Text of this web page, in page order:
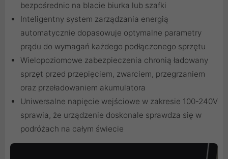
bezpośrednio na blacie biurka lub szafki
Inteligentny system zarządzania energią
automatycznie dopasowuje optymalne parametry
prądu do wymagań każdego podłączonego sprzętu
Wielopoziomowe zabezpieczenia chronią ładowany
sprzęt przed przepięciem, zwarciem, przegrzaniem
oraz przeładowaniem akumulatora
Uniwersalne napięcie wejściowe w zakresie 100-240V
sprawia, że urządzenie doskonale sprawdza się w
podróżach na całym świecie